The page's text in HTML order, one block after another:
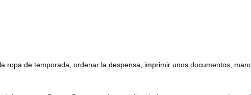
ropa de temporada, ordenar la despensa, imprimir unos documentos,